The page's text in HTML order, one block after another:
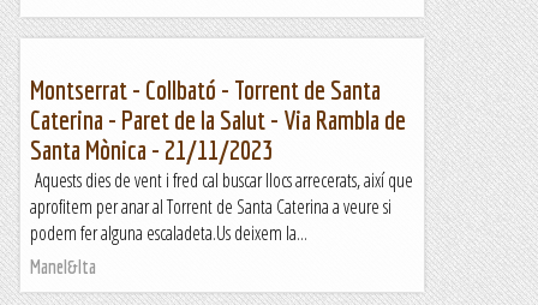
Montserrat - Collbató - Torrent de Santa
Caterina - Paret de la Salut - Via Rambla de
Santa Mònica - 21/11/2023
Aquests dies de vent i fred cal buscar llocs arrecerats, així que
aprofitem per anar al Torrent de Santa Caterina a veure si
podem fer alguna escaladeta.Us deixem la...
Manel&Ita